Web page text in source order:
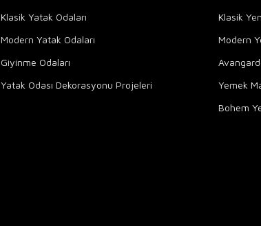
Klasik Yatak Odaları
Modern Yatak Odaları
Giyinme Odaları
Yatak Odası Dekorasyonu Projeleri
Klasik
Modern
Yemek
Bohem